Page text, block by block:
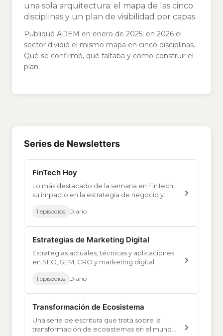
una sola arquitectura: el mapa de las cinco
disciplinas y un plan de visibilidad por capas.
Publiqué ADEM en enero de 2025; en 2026 el
sector dividió el mismo mapa en cinco disciplinas.
Qué se confirmó, qué faltaba y cómo construir el
plan.
Series de Newsletters
FinTech Hoy
Lo más destacado de la semana en FinTech,
su impacto en la estrategia de negocio y
1 episodios Diario
Estrategias de Marketing Digital
Estrategias actuales, técnicas y aplicaciones
en SEO, SEM, CRO y marketing digital
1 episodios Diario
Transformación de Ecosistema
Una serie de escritura que trata sobre la
transformación de ecosistemas en el mundo